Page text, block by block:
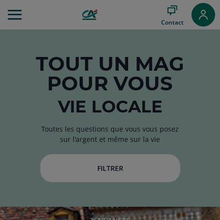
au
Contact
TOUT UN MAG
POUR VOUS
VIE LOCALE
Toutes les questions que vous vous posez
sur l'argent et même sur la vie
FILTRER